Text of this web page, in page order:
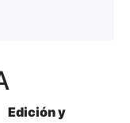
Edición y